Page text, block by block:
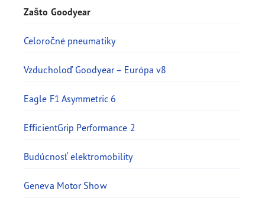
Zašto Goodyear
Celoročné pneumatiky
Vzducholoď Goodyear – Európa v8
Eagle F1 Asymmetric 6
EfficientGrip Performance 2
Budúcnosť elektromobility
Geneva Motor Show